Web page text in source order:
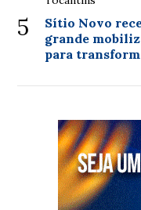
5
Sítio Novo
grande
para